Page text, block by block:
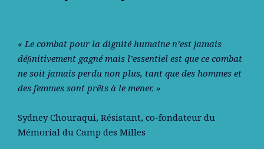
« Le combat pour la dignité humaine n’est jamais
déﬁnitivement gagné mais l’essentiel est que ce combat
ne soit jamais perdu non plus, tant que des hommes et
des femmes sont prêts à le mener. »
Sydney Chouraqui, Résistant, co-fondateur du
Mémorial du Camp des Milles